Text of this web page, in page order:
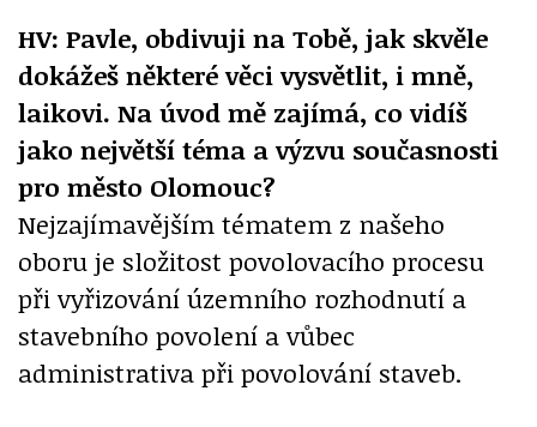
HV: Pavle, obdivuji na Tobě, jak skvěle
dokážeš některé věci vysvětlit, i mně,
laikovi. Na úvod mě zajímá, co vidíš
jako největší téma a výzvu současnosti
pro město Olomouc?
Nejzajímavějším tématem z našeho
oboru je složitost povolovacího procesu
při vyřizování územního rozhodnutí a
stavebního povolení a vůbec
administrativa při povolování staveb.